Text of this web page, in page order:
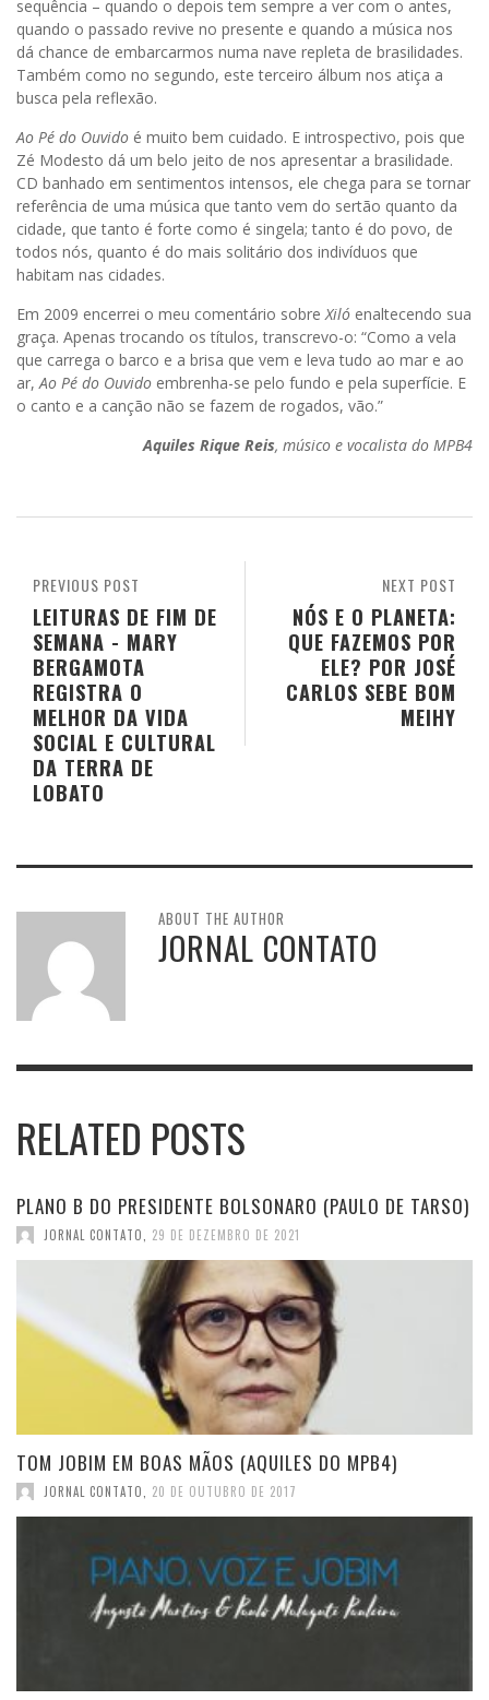
sequência – quando o depois tem sempre a ver com o antes,
quando o passado revive no presente e quando a música nos
dá chance de embarcarmos numa nave repleta de brasilidades.
Também como no segundo, este terceiro álbum nos atiça a
busca pela reflexão.
Ao Pé do Ouvido é muito bem cuidado. E introspectivo, pois que
Zé Modesto dá um belo jeito de nos apresentar a brasilidade.
CD banhado em sentimentos intensos, ele chega para se tornar
referência de uma música que tanto vem do sertão quanto da
cidade, que tanto é forte como é singela; tanto é do povo, de
todos nós, quanto é do mais solitário dos indivíduos que
habitam nas cidades.
Em 2009 encerrei o meu comentário sobreXiló enaltecendo sua
graça. Apenas trocando os títulos, transcrevo-o: “Como a vela
que carrega o barco e a brisa que vem e leva tudo ao mar e ao
ar,Ao Pé do Ouvido embrenha-se pelo fundo e pela superfície. E
o canto e a canção não se fazem de rogados, vão.”
Aquiles Rique Reis, músico e vocalista do MPB4
NEXT POST
NÓS E O PLANETA:
QUE FAZEMOS POR
ELE? POR JOSÉ
CARLOS SEBE BOM
MEIHY
PREVIOUS POST
LEITURAS DE FIM DE
SEMANA - MARY
BERGAMOTA
REGISTRA O
MELHOR DA VIDA
SOCIAL E CULTURAL
DA TERRA DE
LOBATO
ABOUT THE AUTHOR
JORNAL CONTATO
RELATED POSTS
PLANO B DO PRESIDENTE BOLSONARO (PAULO DE TARSO)
JORNAL CONTATO 29 DE DEZEMBRO DE 2021
TOM JOBIM EM BOAS MÃOS (AQUILES DO MPB4)
JORNAL CONTATO 20 DE OUTUBRO DE 2017